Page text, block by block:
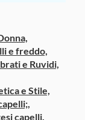
e freddo,
e Ruvidi,
e Stile,
capelli,